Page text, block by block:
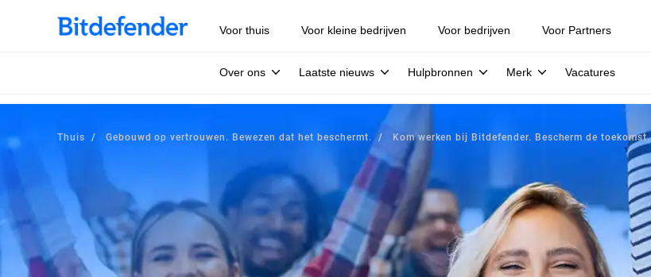
Voor thuis Voor kleine bedrijven Voor bedrijven Voor Partners
Over ons Laatste nieuws Hulpbronnen Merk Vacatures
Thuis Gebouwd op vertrouwen. Bewezen dat het beschermt. Kom werken bij Bitdefender. Bescherm de toekomst.